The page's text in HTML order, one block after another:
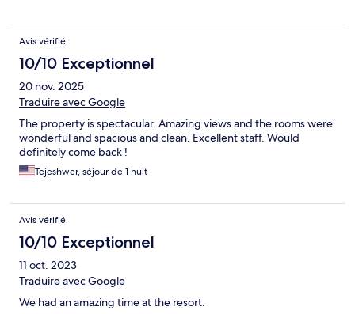
Avis vérifié
10/10 Exceptionnel
20 nov. 2025
Traduire avec Google
The property is spectacular. Amazing views and the rooms were
wonderful and spacious and clean. Excellent staff. Would
definitely come back !
Tejeshwer, séjour de 1 nuit
Avis vérifié
10/10 Exceptionnel
11 oct. 2023
Traduire avec Google
We had an amazing time at the resort.